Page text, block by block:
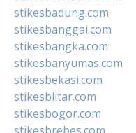
stikesbadung.com
stikesbanggai.com
stikesbangka.com
stikesbanyumas.com
stikesbekasi.com
stikesblitar.com
stikesbogor.com
stikesbrebes.com